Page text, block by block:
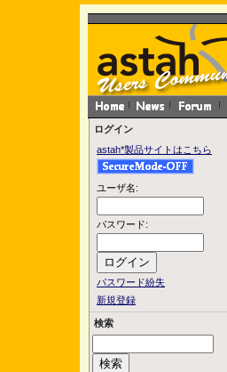
ログイン
astah*製品サイトはこちら
ユーザ名:
パスワード:
パスワード紛失
新規登録
検索